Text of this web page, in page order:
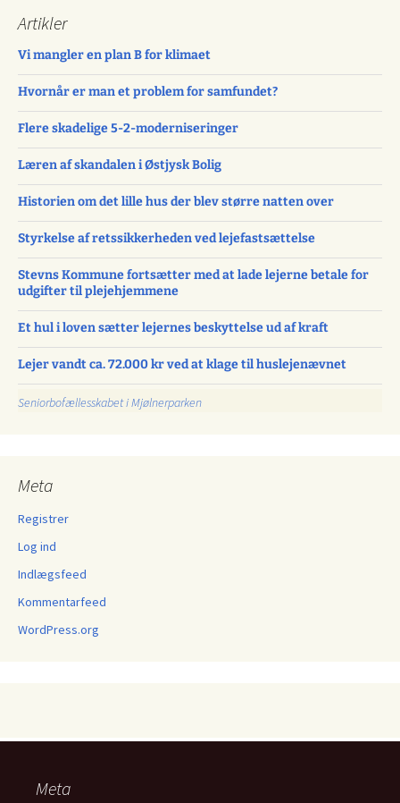
Artikler
Vi mangler en plan B for klimaet
Hvornår er man et problem for samfundet?
Flere skadelige 5-2-moderniseringer
Læren af skandalen i Østjysk Bolig
Historien om det lille hus der blev større natten over
Styrkelse af retssikkerheden ved lejefastsættelse
Stevns Kommune fortsætter med at lade lejerne betale for
udgifter til plejehjemmene
Et hul i loven sætter lejernes beskyttelse ud af kraft
Lejer vandt ca. 72.000 kr ved at klage til huslejenævnet
Seniorbofællesskabet i Mjølnerparken
Meta
Registrer
Log ind
Indlægsfeed
Kommentarfeed
WordPress.org
Meta